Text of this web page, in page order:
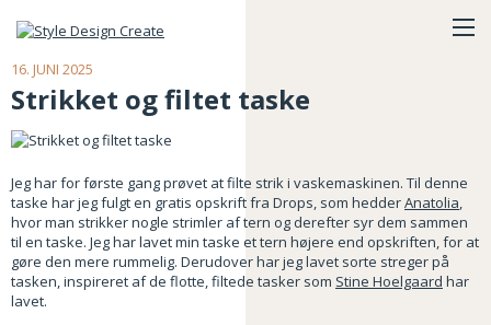
16. JUNI 2025
Strikket og filtet taske
Jeg har for første gang prøvet at filte strik i vaskemaskinen. Til denne
taske har jeg fulgt en gratis opskrift fra Drops, som hedderAnatolia,
hvor man strikker nogle strimler af tern og derefter syr dem sammen
til en taske. Jeg har lavet min taske et tern højere end opskriften, for at
gøre den mere rummelig. Derudover har jeg lavet sorte streger på
tasken, inspireret af de flotte, filtede tasker som Stine Hoelgaard har
lavet.